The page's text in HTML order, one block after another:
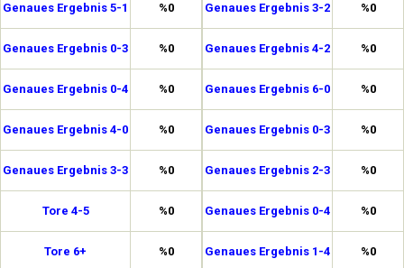
Genaues Ergebnis 5-1 %0
Genaues Ergebnis 0-3 %0
Genaues Ergebnis 0-4 %0
Genaues Ergebnis 4-0 %0
Genaues Ergebnis 3-3 %0
Tore 4-5 %0
Tore 6+ %0
Genaues Ergebnis 3-2 %0
Genaues Ergebnis 4-2 %0
Genaues Ergebnis 6-0 %0
Genaues Ergebnis 0-3 %0
Genaues Ergebnis 2-3 %0
Genaues Ergebnis 0-4 %0
Genaues Ergebnis 1-4 %0